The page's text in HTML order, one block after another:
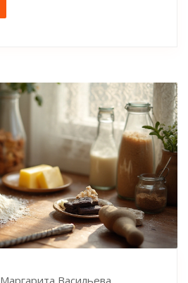
Маргарита Васильева